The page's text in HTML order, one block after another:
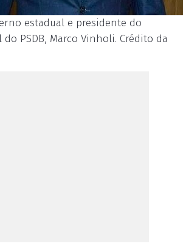
estadual e presidente do
PSDB, Marco Vinholi. Crédito da